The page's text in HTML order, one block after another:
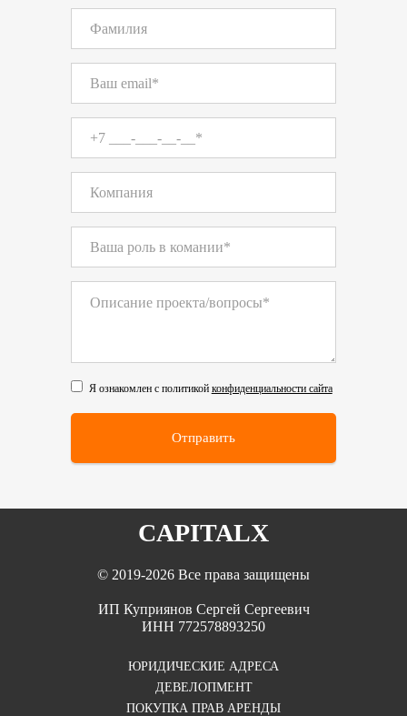
Я ознакомлен с политикой конфиденциальности сайта
Отправить
CAPITALX
© 2019-2026 Все права защищены
ИП Куприянов Сергей Сергеевич
ИНН 772578893250
ЮРИДИЧЕСКИЕ АДРЕСА
ДЕВЕЛОПМЕНТ
ПОКУПКА ПРАВ АРЕНДЫ